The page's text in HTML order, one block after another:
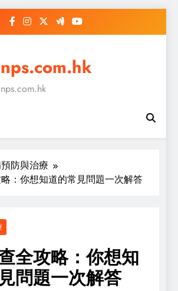
nps.com.hk
nps.com.hk
防與治療
：你想知道的常見問題一次解答
全攻略：你想知
問題一次解答